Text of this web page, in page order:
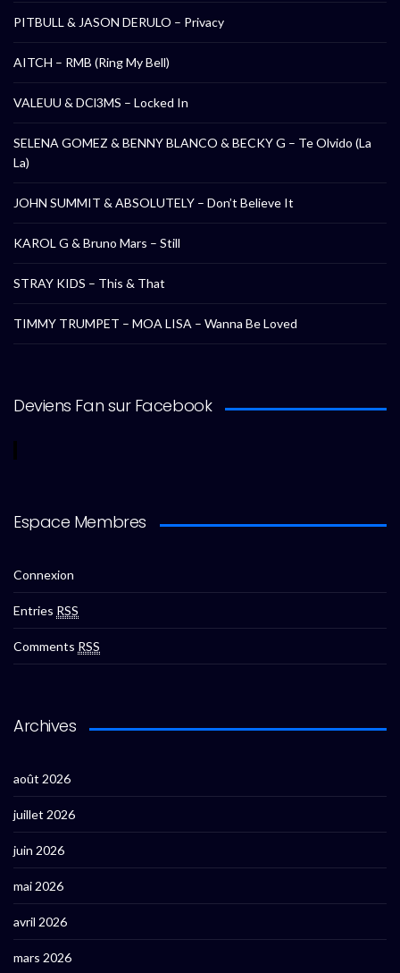
PITBULL & JASON DERULO – Privacy
AITCH – RMB (Ring My Bell)
VALEUU & DCl3MS – Locked In
SELENA GOMEZ & BENNY BLANCO & BECKY G – Te Olvido (La
La)
JOHN SUMMIT & ABSOLUTELY – Don’t Believe It
KAROL G & Bruno Mars – Still
STRAY KIDS – This & That
TIMMY TRUMPET – MOA LISA – Wanna Be Loved
Deviens Fan sur Facebook
Espace Membres
Connexion
Entries RSS
Comments RSS
Archives
août 2026
juillet 2026
juin 2026
mai 2026
avril 2026
mars 2026